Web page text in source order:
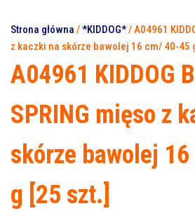
Strona główna /*KIDDOG*/ A04961
z kaczki na skórze bawolej 16 cm/ 40-45
A04961 KIDDOG
SPRING mięso z
skórze bawolej
g [25 szt.]